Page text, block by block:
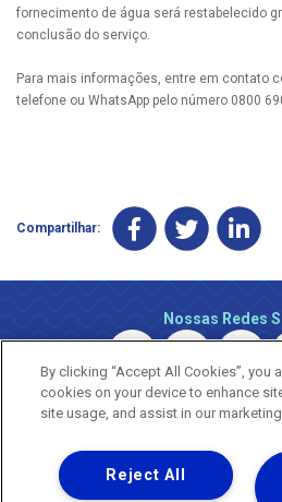
fornecimento de água será restabelecido
conclusão do serviço.
Para mais informações, entre em contato
telefone ou WhatsApp pelo número 0800
Compartilhar:
Nossas Redes
Copyright © 2026 -
By clicking “Accept All Cookies”, you
cookies on your device to enhance
site usage, and assist in our
Reject All